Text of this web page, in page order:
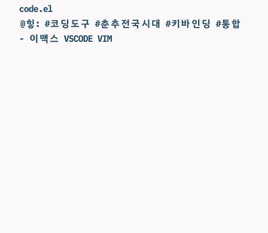
code.el
@힣: #코딩도구 #춘추전국시대 #키바인딩 #통합
- 이맥스 VSCODE VIM